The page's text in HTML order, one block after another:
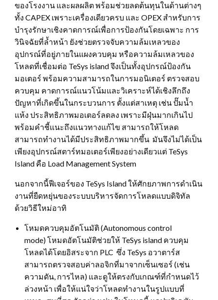
ของโรงงาน และผลผลิต พร้อมช่วยลดต้นทุนในด้านต่างๆ
ทั้ง CAPEX เพราะเครื่องเดียวครบ และ OPEX สำหรับการ
บำรุงรักษาเชิงคาดการณ์เพื่อการป้องกันโดยเฉพาะ การ
วินิจฉัยที่ล้ำหน้า ยังช่วยตรวจจับความล้มเหลวของ
อุปกรณ์ที่อยู่ภายในแผงควบคุม หรือความล้มเหลวของ
โหลดที่เชื่อมต่อ TeSys island จึงเป็นทั้งอุปกรณ์ป้องกัน
มอเตอร์ พร้อมความสามารถในการมอนิเตอร์ ตรวจสอบ
ควบคุม คาดการณ์แนวโน้มและวิเคราะห์ได้เชิงลึกถึง
ปัญหาที่เกิดขึ้นในกระบวนการ ตั้งแต่สาเหตุ เช่น ปั๊มน้ำ
แห้ง ประสิทธิภาพมอเตอร์ลดลง เพราะมีฝุ่นมากเกินไป
พร้อมคำชี้แนะถึงแนวทางแก้ไข สามารถให้โหลด
สามารถทำงานได้มีประสิทธิภาพมากขึ้น มันจึงไม่ได้เป็น
เพียงอุปกรณ์สตาร์ทมอเตอร์เพียงอย่างเดียวแต่ TeSys
Island คือ Load Management System
นอกจากนี้ฟีเจอร์ของ TeSys Island ให้ศักยภาพการดำเนิน
งานที่ยืดหยุ่นของระบบบริหารจัดการโหลดแบบดิจิทัล
ด้วยวิธีใหม่อาทิ
โหมดควบคุมอัตโนมัติ (Autonomous control
mode) โหมดอัตโนมัติช่วยให้ TeSys island ควบคุม
โหลดได้โดยอิสระจาก PLC ซึ่ง TeSys อวาตาร์ส
สามารถตรวจสอบค่าลอจิกที่มาจากเซ็นเซอร์ (เช่น
ความดัน, การไหล) และดูให้ตรงกับเกณฑ์ที่กำหนดไว้
ล่วงหน้า เพื่อให้แน่ใจว่าโหลดทำงานในรูปแบบที่